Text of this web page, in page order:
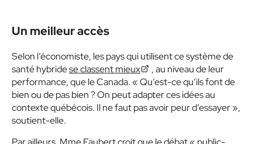
Un meilleur accès
Selon l’économiste, les pays qui utilisent ce système de
santé hybridese classent mieux
, au niveau de leur
performance, que le Canada. « Qu’est-ce qu’ils font de
bien ou de pas bien ? On peut adapter ces idées au
contexte québécois. Il ne faut pas avoir peur d’essayer »,
soutient-elle.